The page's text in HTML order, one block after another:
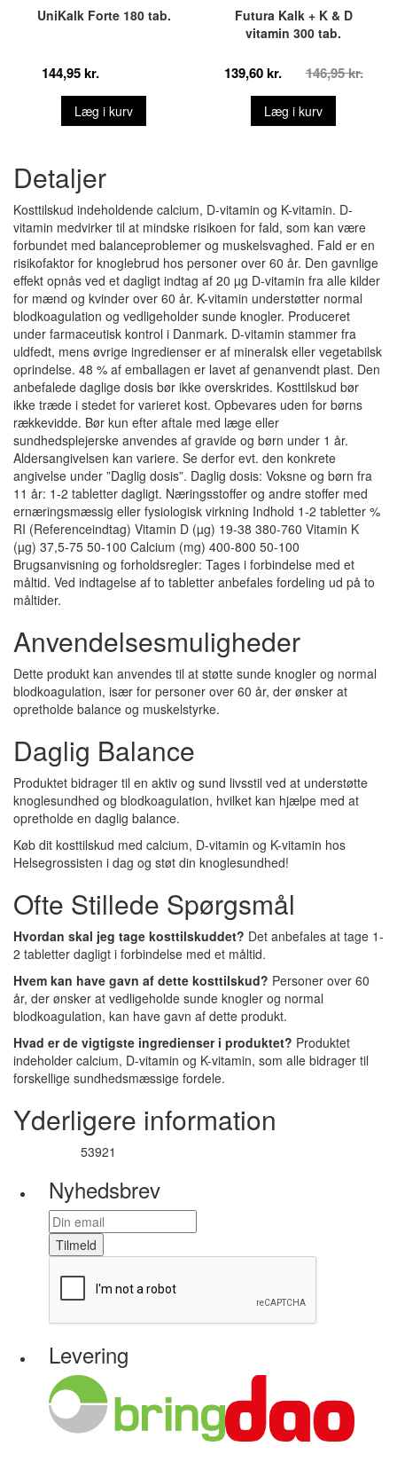
UniKalk Forte 180 tab.
144,95 kr.
Læg i kurv
Futura Kalk + K & D
vitamin 300 tab.
139,60 kr. 146,95 kr.
Læg i kurv
Detaljer
Kosttilskud indeholdende calcium, D-vitamin og K-vitamin. D-
vitamin medvirker til at mindske risikoen for fald, som kan være
forbundet med balanceproblemer og muskelsvaghed. Fald er en
risikofaktor for knoglebrud hos personer over 60 år. Den gavnlige
effekt opnås ved et dagligt indtag af 20 µg D-vitamin fra alle kilder
for mænd og kvinder over 60 år. K-vitamin understøtter normal
blodkoagulation og vedligeholder sunde knogler. Produceret
under farmaceutisk kontrol i Danmark. D-vitamin stammer fra
uldfedt, mens øvrige ingredienser er af mineralsk eller vegetabilsk
oprindelse. 48 % af emballagen er lavet af genanvendt plast. Den
anbefalede daglige dosis bør ikke overskrides. Kosttilskud bør
ikke træde i stedet for varieret kost. Opbevares uden for børns
rækkevidde. Bør kun efter aftale med læge eller
sundhedsplejerske anvendes af gravide og børn under 1 år.
Aldersangivelsen kan variere. Se derfor evt. den konkrete
angivelse under ”Daglig dosis”. Daglig dosis: Voksne og børn fra
11 år: 1-2 tabletter dagligt. Næringsstoffer og andre stoffer med
ernæringsmæssig eller fysiologisk virkning Indhold 1-2 tabletter %
RI (Referenceindtag) Vitamin D (µg) 19-38 380-760 Vitamin K
(µg) 37,5-75 50-100 Calcium (mg) 400-800 50-100
Brugsanvisning og forholdsregler: Tages i forbindelse med et
måltid. Ved indtagelse af to tabletter anbefales fordeling ud på to
måltider.
Anvendelsesmuligheder
Dette produkt kan anvendes til at støtte sunde knogler og normal
blodkoagulation, især for personer over 60 år, der ønsker at
opretholde balance og muskelstyrke.
Daglig Balance
Produktet bidrager til en aktiv og sund livsstil ved at understøtte
knoglesundhed og blodkoagulation, hvilket kan hjælpe med at
opretholde en daglig balance.
Køb dit kosttilskud med calcium, D-vitamin og K-vitamin hos
Helsegrossisten i dag og støt din knoglesundhed!
Ofte Stillede Spørgsmål
Hvordan skal jeg tage kosttilskuddet? Det anbefales at tage 1-
2 tabletter dagligt i forbindelse med et måltid.
Hvem kan have gavn af dette kosttilskud? Personer over 60
år, der ønsker at vedligeholde sunde knogler og normal
blodkoagulation, kan have gavn af dette produkt.
Hvad er de vigtigste ingredienser i produktet? Produktet
indeholder calcium, D-vitamin og K-vitamin, som alle bidrager til
forskellige sundhedsmæssige fordele.
Yderligere information
53921
Nyhedsbrev
Tilmeld
Levering